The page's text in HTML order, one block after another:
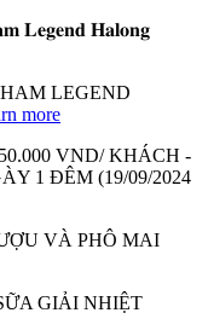
𝐋𝐞𝐠𝐞𝐧𝐝 𝐇𝐚𝐥𝐨𝐧𝐠
LEGEND
more
VND/ KHÁCH -
1 ĐÊM (19/09/2024
VÀ PHÔ MAI
GIẢI NHIỆT